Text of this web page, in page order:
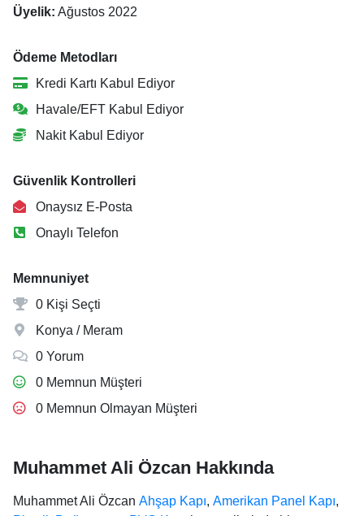
Üyelik: Ağustos 2022
Ödeme Metodları
Kredi Kartı Kabul Ediyor
Havale/EFT Kabul Ediyor
Nakit Kabul Ediyor
Güvenlik Kontrolleri
Onaysız E-Posta
Onaylı Telefon
Memnuniyet
0 Kişi Seçti
Konya / Meram
0 Yorum
0 Memnun Müşteri
0 Memnun Olmayan Müşteri
Muhammet Ali Özcan Hakkında
Muhammet Ali Özcan Ahşap Kapı, Amerikan Panel Kapı,